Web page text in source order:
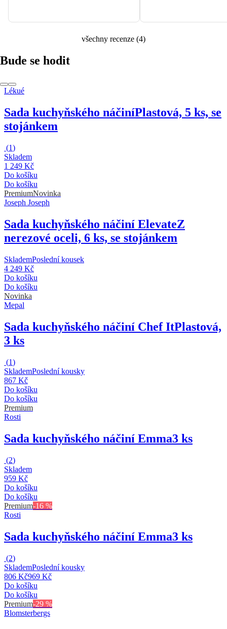
všechny recenze (4)
Bude se hodit
Lékué
Sada kuchyňského náčiníPlastová, 5 ks, se
stojánkem
(1)
Skladem
1 249 Kč
Do košíku
Do košíku
PremiumNovinka
Joseph Joseph
Sada kuchyňského náčiní ElevateZ
nerezové oceli, 6 ks, se stojánkem
SklademPoslední kousek
4 249 Kč
Do košíku
Do košíku
Novinka
Mepal
Sada kuchyňského náčiní Chef ItPlastová,
3 ks
(1)
SklademPoslední kousky
867 Kč
Do košíku
Do košíku
Premium
Rosti
Sada kuchyňského náčiní Emma3 ks
(2)
Skladem
959 Kč
Do košíku
Do košíku
Premium-16 %
Rosti
Sada kuchyňského náčiní Emma3 ks
(2)
SklademPoslední kousky
806 Kč969 Kč
Do košíku
Do košíku
Premium-29 %
Blomsterbergs